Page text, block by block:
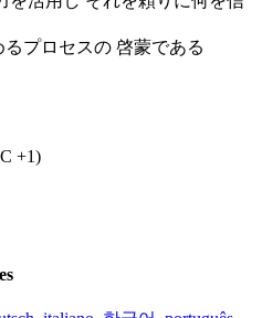
プロセスの 啓蒙である
+1)